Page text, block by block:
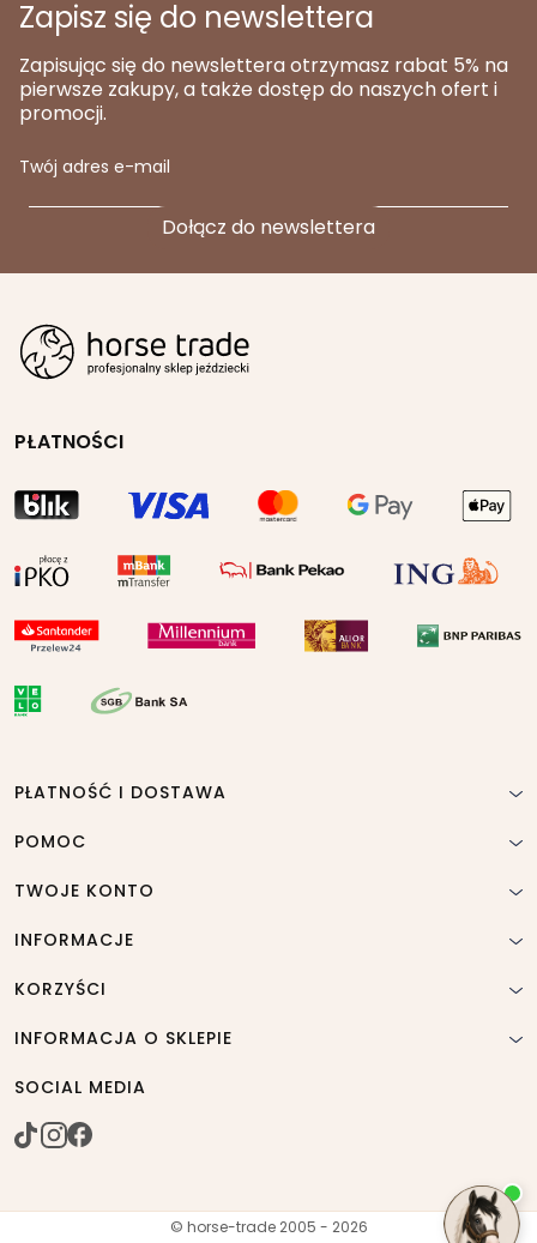
Zapisz się do newslettera
Zapisując się do newslettera otrzymasz rabat 5% na
pierwsze zakupy, a także dostęp do naszych ofert i
promocji.
Twój adres e-mail
PŁATNOŚCI
PŁATNOŚĆ I DOSTAWA
POMOC
TWOJE KONTO
INFORMACJE
KORZYŚCI
INFORMACJA O SKLEPIE
SOCIAL MEDIA
© horse-trade 2005 - 2026